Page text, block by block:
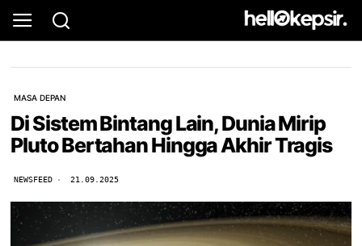
MASA DEPAN
Di Sistem Bintang Lain, Dunia Mirip
Pluto Bertahan Hingga Akhir Tragis
NEWSFEED 21.09.2025